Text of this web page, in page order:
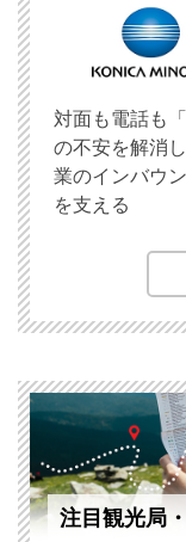
対面も電話も「
の不安を解消
業のインバウ
を支える
注目観光局